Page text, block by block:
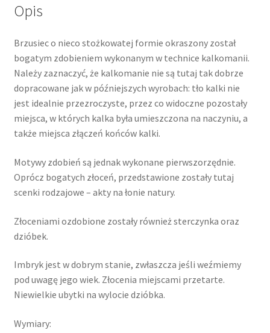
Opis
Brzusiec o nieco stożkowatej formie okraszony został
bogatym zdobieniem wykonanym w technice kalkomanii.
Należy zaznaczyć, że kalkomanie nie są tutaj tak dobrze
dopracowane jak w późniejszych wyrobach: tło kalki nie
jest idealnie przezroczyste, przez co widoczne pozostały
miejsca, w których kalka była umieszczona na naczyniu, a
także miejsca złączeń końców kalki.
Motywy zdobień są jednak wykonane pierwszorzędnie.
Oprócz bogatych złoceń, przedstawione zostały tutaj
scenki rodzajowe – akty na łonie natury.
Złoceniami ozdobione zostały również sterczynka oraz
dzióbek.
Imbryk jest w dobrym stanie, zwłaszcza jeśli weźmiemy
pod uwagę jego wiek. Złocenia miejscami przetarte.
Niewielkie ubytki na wylocie dzióbka.
Wymiary: